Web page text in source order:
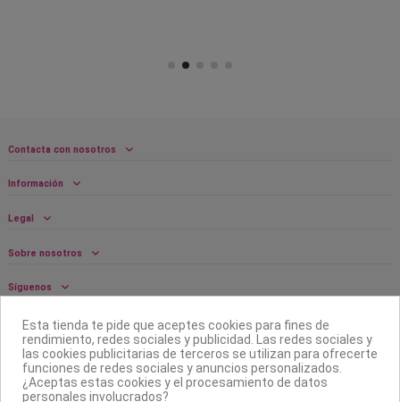
Contacta con nosotros
Información
Legal
Sobre nosotros
Síguenos
Boletín
Esta tienda te pide que aceptes cookies para fines de
rendimiento, redes sociales y publicidad. Las redes sociales y
las cookies publicitarias de terceros se utilizan para ofrecerte
funciones de redes sociales y anuncios personalizados.
¿Aceptas estas cookies y el procesamiento de datos
personales involucrados?